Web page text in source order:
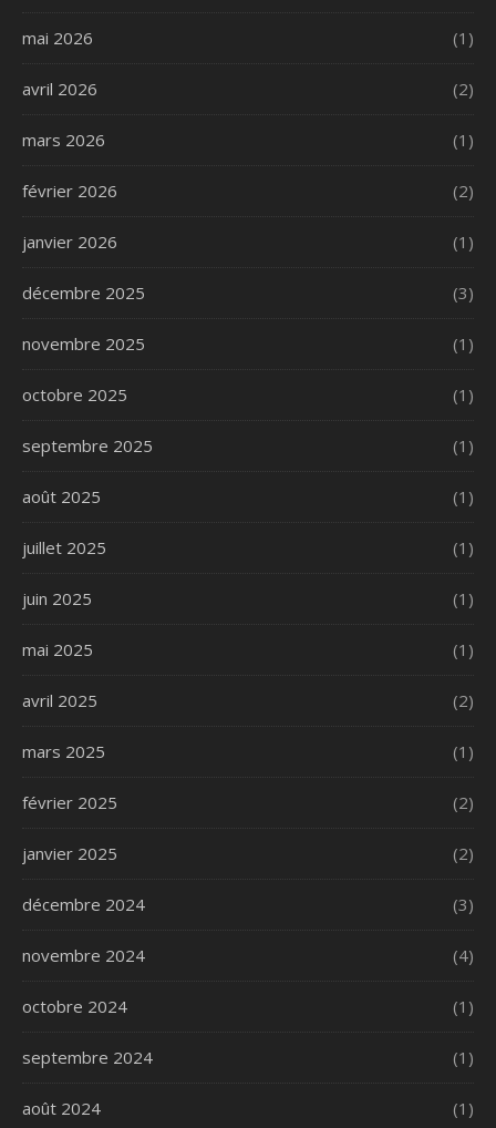
mai 2026 (1)
avril 2026 (2)
mars 2026 (1)
février 2026 (2)
janvier 2026 (1)
décembre 2025 (3)
novembre 2025 (1)
octobre 2025 (1)
septembre 2025 (1)
août 2025 (1)
juillet 2025 (1)
juin 2025 (1)
mai 2025 (1)
avril 2025 (2)
mars 2025 (1)
février 2025 (2)
janvier 2025 (2)
décembre 2024 (3)
novembre 2024 (4)
octobre 2024 (1)
septembre 2024 (1)
août 2024 (1)